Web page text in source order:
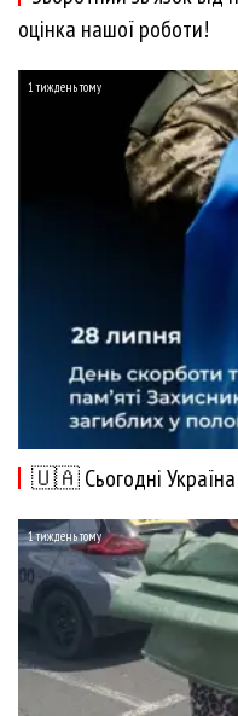
оцінка нашої роботи!
1 тиждень тому
🇺🇦 Сьогодні Україна
1 тиждень тому